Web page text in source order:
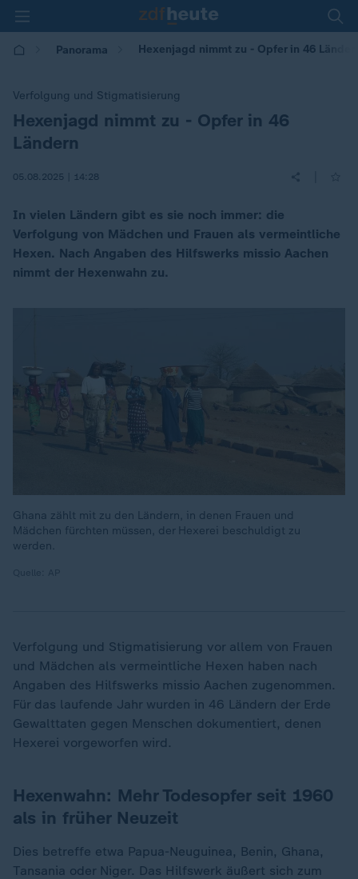
Panorama Hexenjagd nimmt zu - Opfer in 46
Verfolgung und Stigmatisierung
:Hexenjagd nimmt zu - Opfer in 46
Ländern
05.08.2025 | 14:28
In vielen Ländern gibt es sie noch immer: die
Verfolgung von Mädchen und Frauen als vermeintliche
Hexen. Nach Angaben des Hilfswerks missio Aachen
nimmt der Hexenwahn zu.
Ghana zählt mit zu den Ländern, in denen Frauen und
Mädchen fürchten müssen, der Hexerei beschuldigt zu
werden.
Verfolgung und Stigmatisierung vor allem von Frauen
und Mädchen als vermeintliche Hexen haben nach
Angaben des Hilfswerks missio Aachen zugenommen.
Für das laufende Jahr wurden in 46 Ländern der Erde
Gewalttaten gegen Menschen dokumentiert, denen
Hexerei vorgeworfen wird.
Hexenwahn: Mehr Todesopfer seit 1960
als in früher Neuzeit
Dies betreffe etwa Papua-Neuguinea, Benin, Ghana,
Tansania oder Niger. Das Hilfswerk äußert sich zum